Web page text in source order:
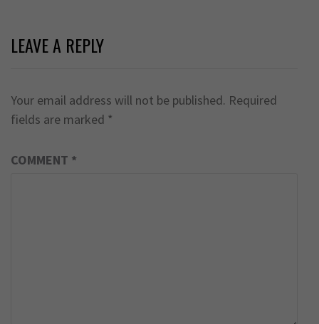
LEAVE A REPLY
Your email address will not be published. Required
fields are marked *
COMMENT *